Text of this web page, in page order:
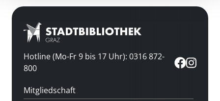
Hotline (Mo-Fr 9 bis 17 Uhr): 0316 872-
800
Mitgliedschaft